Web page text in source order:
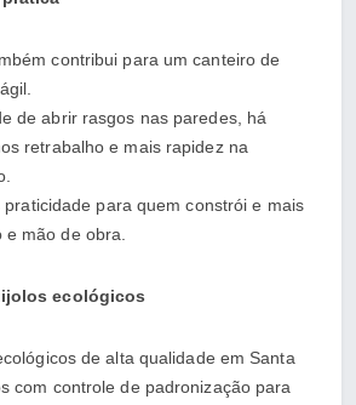
contribui para um canteiro de
de abrir rasgos nas paredes, há
retrabalho e mais rapidez na
para quem constrói e mais
mão de obra.
ecológicos
de alta qualidade em Santa
com controle de padronização para